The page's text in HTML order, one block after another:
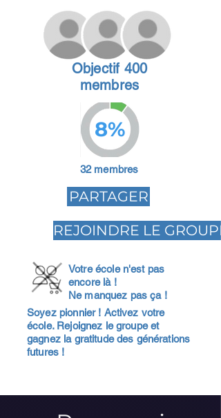
Objectif 400
membres
8%
32 membres
PARTAGER
REJOINDRE LE GROUPE
Votre école n'est pas
encore là !
Ne manquez pas ça !
Soyez pionnier ! Activez votre
école. Rejoignez le groupe et
gagnez la gratitude des générations
futures !